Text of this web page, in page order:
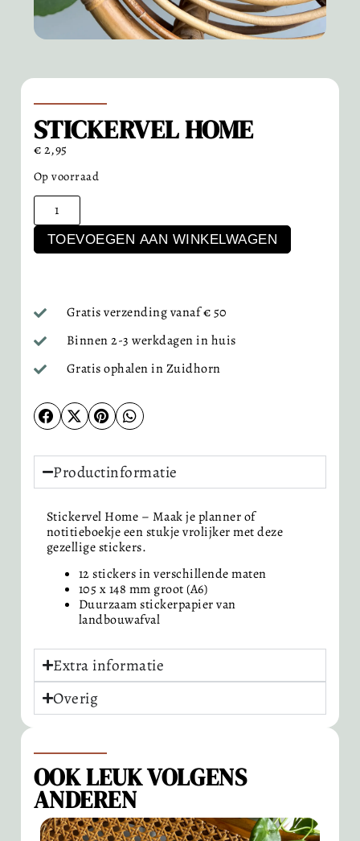
STICKERVEL HOME
€2,95
Op voorraad
TOEVOEGEN AAN WINKELWAGEN
Gratis verzending vanaf € 50
Binnen 2-3 werkdagen in huis
Gratis ophalen in Zuidhorn
Productinformatie
Stickervel Home – Maak je planner of
notitieboekje een stukje vrolijker met deze
gezellige stickers.
12 stickers in verschillende maten
105 x 148 mm groot (A6)
Duurzaam stickerpapier van
landbouwafval
Extra informatie
Overig
OOK LEUK VOLGENS
ANDEREN